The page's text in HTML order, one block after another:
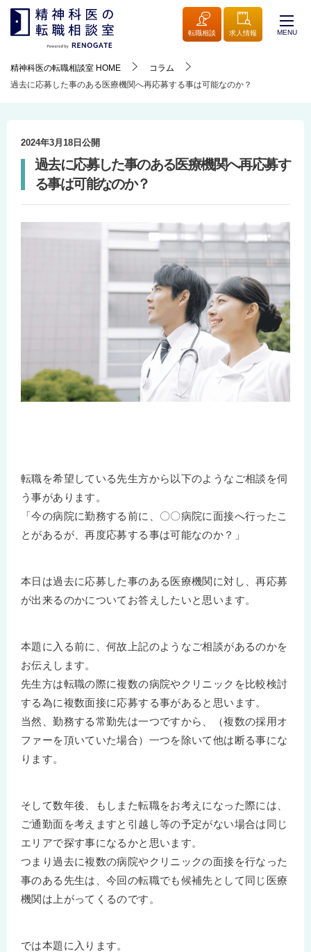
転職相談 求人情報 MENU
精神科医の転職相談室 HOME
コラム
過去に応募した事のある医療機関へ再応募する事は可能なのか？
2024年3月18日 公開
過去に応募した事のある医療機関へ再応募す
る事は可能なのか？
転職を希望している先生方から以下のようなご相談を伺
う事があります。
「今の病院に勤務する前に、〇〇病院に面接へ行ったこ
とがあるが、再度応募する事は可能なのか？」
本日は過去に応募した事のある医療機関に対し、再応募
が出来るのかについてお答えしたいと思います。
本題に入る前に、何故上記のようなご相談があるのかを
お伝えします。
先生方は転職の際に複数の病院やクリニックを比較検討
する為に複数面接に応募する事があると思います。
当然、勤務する常勤先は一つですから、（複数の採用オ
ファーを頂いていた場合）一つを除いて他は断る事にな
ります。
そして数年後、もしまた転職をお考えになった際には、
ご通勤面を考えますと引越し等の予定がない場合は同じ
エリアで探す事になるかと思います。
つまり過去に複数の病院やクリニックの面接を行なった
事のある先生は、今回の転職でも候補先として同じ医療
機関は上がってくるのです。
では本題に入ります。